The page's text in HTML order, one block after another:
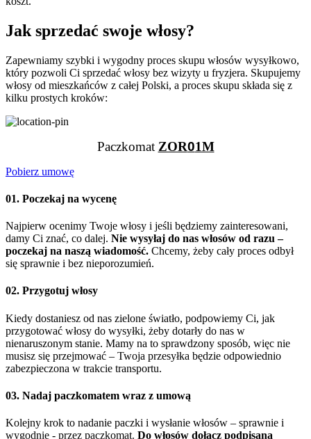
Jak sprzedać swoje włosy?
Zapewniamy szybki i wygodny proces skupu włosów wysyłkowo,
który pozwoli Ci sprzedać włosy bez wizyty u fryzjera. Skupujemy
włosy od mieszkańców z całej Polski, a proces skupu składa się z
kilku prostych kroków:
Paczkomat ZOR01M
Pobierz umowę
01. Poczekaj na wycenę
Najpierw ocenimy Twoje włosy i jeśli będziemy zainteresowani,
damy Ci znać, co dalej. Nie wysyłaj do nas włosów od razu –
poczekaj na naszą wiadomość. Chcemy, żeby cały proces odbył
się sprawnie i bez nieporozumień.
02. Przygotuj włosy
Kiedy dostaniesz od nas zielone światło, podpowiemy Ci, jak
przygotować włosy do wysyłki, żeby dotarły do nas w
nienaruszonym stanie. Mamy na to sprawdzony sposób, więc nie
musisz się przejmować – Twoja przesyłka będzie odpowiednio
zabezpieczona w trakcie transportu.
03. Nadaj paczkomatem wraz z umową
Kolejny krok to nadanie paczki i wysłanie włosów – sprawnie i
wygodnie - przez paczkomat. Do włosów dołącz podpisaną